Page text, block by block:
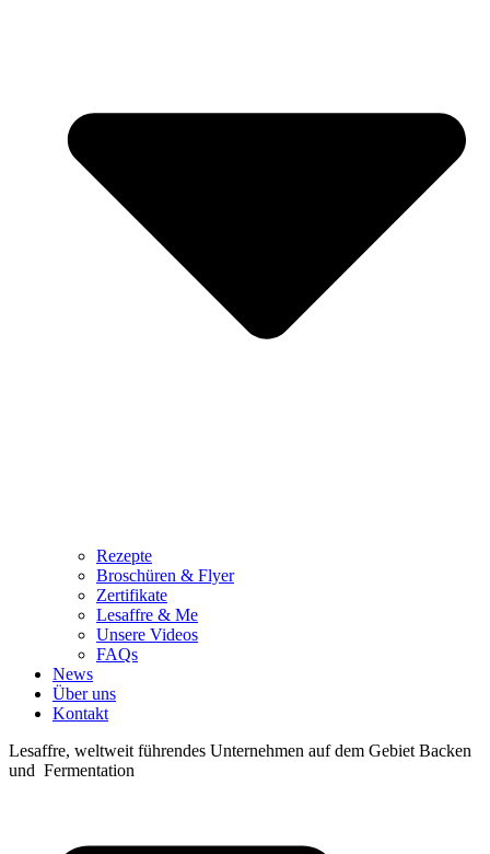
Rezepte
Broschüren & Flyer
Zertifikate
Lesaffre & Me
Unsere Videos
FAQs
News
Über uns
Kontakt
Lesaffre, weltweit führendes Unternehmen auf dem Gebiet Backen
und Fermentation